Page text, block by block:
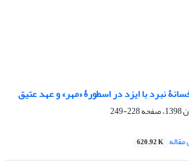
نبرد با ایزد در اسطورۀ «مهر» و عهد عتیق
228-249
620.92 K